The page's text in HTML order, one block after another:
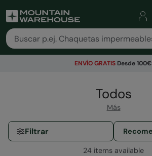
ENVÍO GRATISDesde 100€
Todos
Más
Filtrar
24 items available